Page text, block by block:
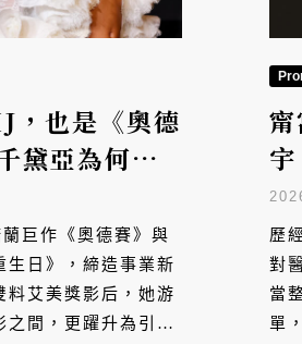
，也是《奧德
黛亞為何是
萊塢女星？
巨作《奧德賽》與
生日》，締造事業新
料艾美獎影后，她游
之間，更躍升為引領
醫
歷
對
當
單